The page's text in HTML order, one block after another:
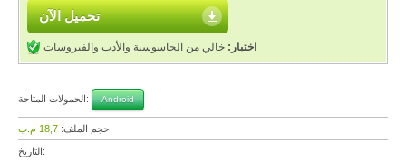
تحميل الآن
اختبار: خالي من الجاسوسية والأدب والفيروسات
الحمولات المتاحة: Android
حجم الملف: 18,7 م.ب
التاريخ: